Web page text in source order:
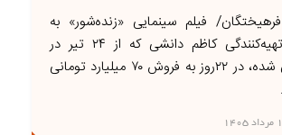
فیلم سینمایی «زنده‌شور» به
کارگردانی و تهیه‌کنندگی کاظم دانشی که از ۲۴ تیر در
سینماها اکران شده، در ۲۲روز به فروش ۷۰ میلیارد تومانی